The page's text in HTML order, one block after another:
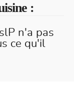
:
n'a pas
ce qu'il